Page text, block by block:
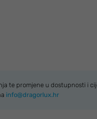
te promjene u dostupnosti i
info@dragorlux.hr